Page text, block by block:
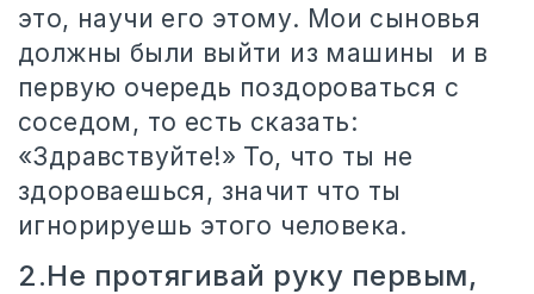
это, научи его этому. Мои сыновья
должны были выйти из машины
и в
первую очередь поздороваться с
соседом, то есть сказать:
«Здравствуйте!» То, что ты не
здороваешься, значит что ты
игнорируешь этого человека.
2.Не протягивай руку первым,